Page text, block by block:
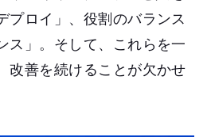
プロイ」、役割のバランス
ス」。そして、これらを一
改善を続けることが欠かせ